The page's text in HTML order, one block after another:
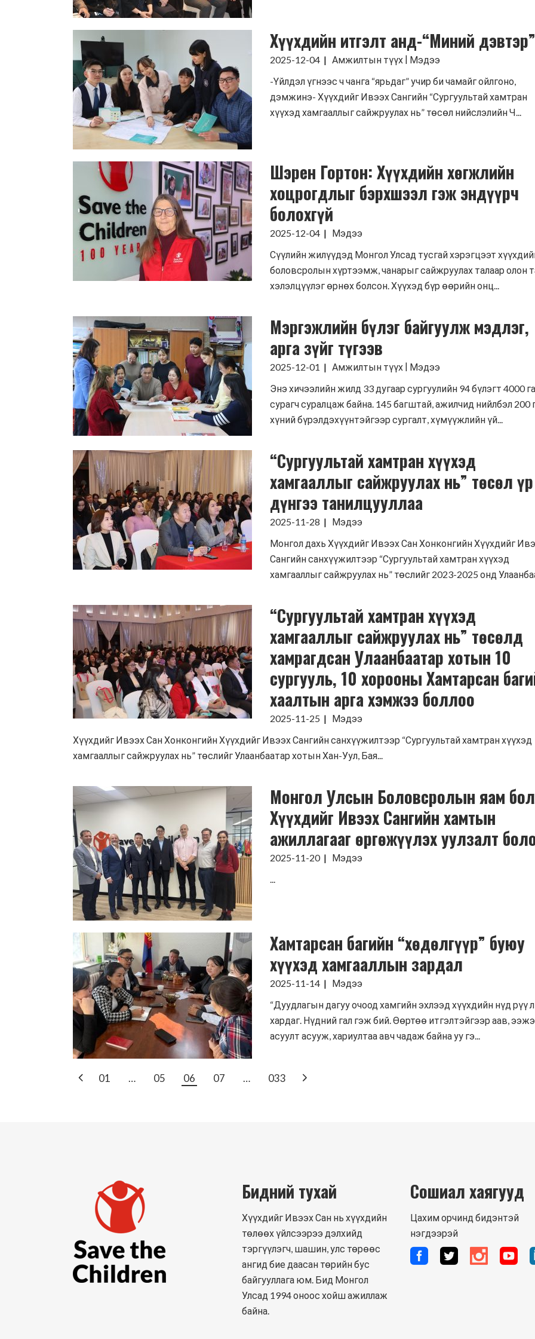
Хүүхдийн итгэлт анд-“Миний дэвтэр”
2025-12-04 Амжилтын түүх | Мэдээ
-Үйлдэл үгнээс ч чанга “ярьдаг” учир би чамайг ойлгоно,
дэмжинэ- Хүүхдийг Ивээх Сангийн “Сургуультай хамтран
хүүхэд хамгааллыг сайжруулах нь” төсөл нийслэлийн Ч...
Шэрен Гортон: Хүүхдийн хөгжлийн
хоцрогдлыг бэрхшээл гэж эндүүрч
болохгүй
2025-12-04
Мэдээ
Сүүлийн жилүүдэд Монгол Улсад тусгай хэрэгцээт
боловсролын хүртээмж, чанарыг сайжруулах талаар олон
хэлэлцүүлэг өрнөх болсон. Хүүхэд бүр өөрийн онц...
Мэргэжлийн бүлэг байгуулж мэдлэг,
арга зүйг түгээв
2025-12-01 Амжилтын түүх | Мэдээ
Энэ хичээлийн жилд 33 дугаар сургуулийн 94 бүлэгт 4000
сурагч суралцаж байна. 145 багштай, ажилчид нийлбэл 200
хүний бүрэлдэхүүнтэйгээр сургалт, хүмүүжлийн үй...
“Сургуультай хамтран хүүхэд
хамгааллыг сайжруулах нь” төсөл үр
дүнгээ танилцууллаа
2025-11-28
Мэдээ
Монгол дахь Хүүхдийг Ивээх Сан Хонконгийн Хүүхдийг
Сангийн санхүүжилтээр “Сургуультай хамтран хүүхэд
хамгааллыг сайжруулах нь” төслийг 2023-2025 онд
“Сургуультай хамтран хүүхэд
хамгааллыг сайжруулах нь” төсөлд
хамрагдсан Улаанбаатар хотын 10
сургууль, 10 хорооны Хамтарсан
хаалтын арга хэмжээ боллоо
2025-11-25
Мэдээ
Хүүхдийг Ивээх Сан Хонконгийн Хүүхдийг Ивээх Сангийн санхүүжилтээр “Сургуультай хамтран хүүхэд
хамгааллыг сайжруулах нь” төслийг Улаанбаатар хотын Хан-Уул, Бая...
Монгол Улсын Боловсролын яам
Хүүхдийг Ивээх Сангийн хамтын
ажиллагааг өргөжүүлэх уулзалт
2025-11-20
Мэдээ
Хамтарсан багийн “хөдөлгүүр” буюу
хүүхэд хамгааллын зардал
2025-11-14
Мэдээ
“Дуудлагын дагуу очоод хамгийн эхлээд хүүхдийн нүд рүү л
хардаг. Нүдний гал гэж бий. Өөртөө итгэлтэйгээр аав,
асуулт асууж, хариултаа авч чадаж байна уу гэ...
POSTS
01 … 05 06 07 … 033
Бидний тухай
Хүүхдийг Ивээх Сан нь хүүхдийн
төлөөх үйлсээрээ дэлхийд
тэргүүлэгч, шашин, улс төрөөс
ангид бие даасан төрийн бус
байгууллага юм. Бид Монгол
Улсад 1994 оноос хойш ажиллаж
байна.
Сошиал хаягууд
Цахим орчинд бидэнтэй
нэгдээрэй